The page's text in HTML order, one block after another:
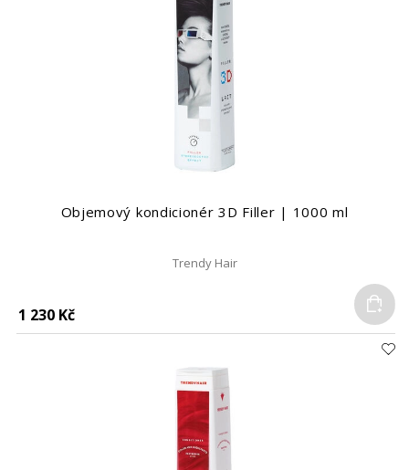
Objemový kondicionér 3D Filler | 1000 ml
Trendy Hair
1 230 Kč